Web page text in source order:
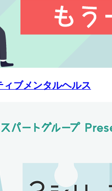
ブメンタルヘルス